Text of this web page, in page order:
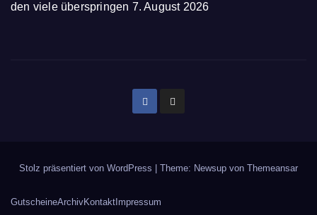
den viele überspringen 7. August 2026
Stolz präsentiert von WordPress Theme: Newsup von Themeansar
GutscheineArchivKontakt Impressum